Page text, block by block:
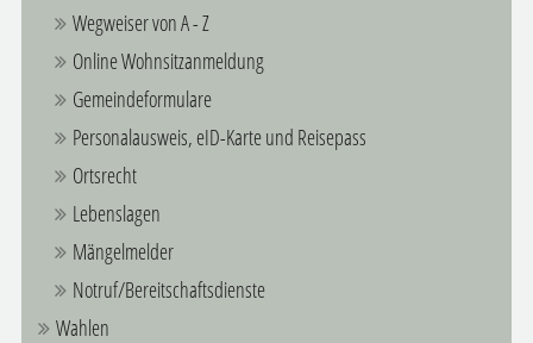
Wegweiser von A - Z
Online Wohnsitzanmeldung
Gemeindeformulare
Personalausweis, eID-Karte und Reisepass
Ortsrecht
Lebenslagen
Mängelmelder
Notruf/Bereitschaftsdienste
Wahlen